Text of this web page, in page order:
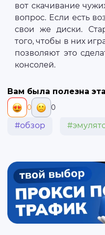
вот скачивание
вопрос. Если есть
свои же диски.
того, чтобы в них
позволяют это
консолей.
Вам была полезна
0 0
#обзор